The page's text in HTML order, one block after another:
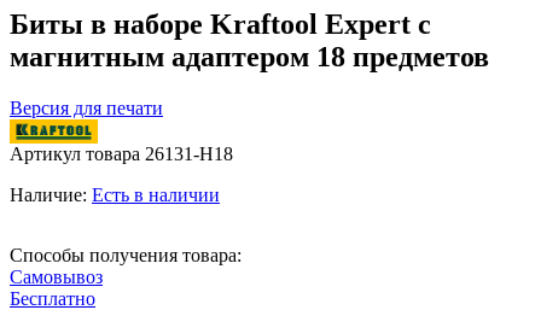
Биты в наборе Kraftool Expert с
магнитным адаптером 18 предметов
Версия для печати
Артикул товара 26131-H18
Наличие: Есть в наличии
Способы получения товара:
Самовывоз
Бесплатно